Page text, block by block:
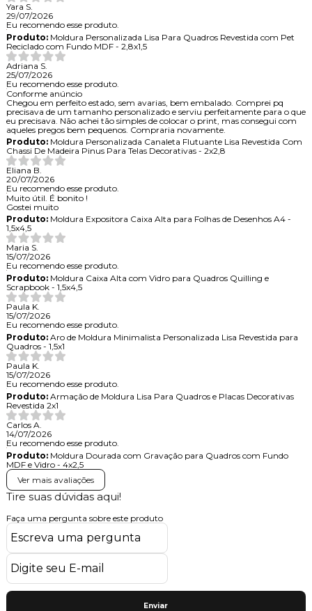
Yara S.
29/07/2026
Eu recomendo esse produto.
Produto:Moldura Personalizada Lisa Para Quadros Revestida com Pet
Reciclado com Fundo MDF - 2,8x1,5
Adriana S.
25/07/2026
Eu recomendo esse produto.
Conforme anúncio
Chegou em perfeito estado, sem avarias, bem embalado. Comprei pq
precisava de um tamanho personalizado e serviu perfeitamente para o que
eu precisava. Não achei tão simples de colocar o print, mas consegui com
aqueles pregos bem pequenos. Compraria novamente.
Produto:Moldura Personalizada Canaleta Flutuante Lisa Revestida Com
Chassi De Madeira Pinus Para Telas Decorativas - 2x2,8
Eliana B.
20/07/2026
Eu recomendo esse produto.
Muito útil. É bonito !
Gostei muito
Produto:Moldura Expositora Caixa Alta para Folhas de Desenhos A4 -
1,5x4,5
Maria S.
15/07/2026
Eu recomendo esse produto.
Produto:Moldura Caixa Alta com Vidro para Quadros Quilling e
Scrapbook - 1,5x4,5
Paula K.
15/07/2026
Eu recomendo esse produto.
Produto:Aro de Moldura Minimalista Personalizada Lisa Revestida para
Quadros - 1,5x1
Paula K.
15/07/2026
Eu recomendo esse produto.
Produto:Armação de Moldura Lisa Para Quadros e Placas Decorativas
Revestida 2x1
Carlos A.
14/07/2026
Eu recomendo esse produto.
Produto:Moldura Dourada com Gravação para Quadros com Fundo
MDF e Vidro - 4x2,5
Ver mais avaliações
Tire suas dúvidas aqui!
Faça uma pergunta sobre este produto
Enviar